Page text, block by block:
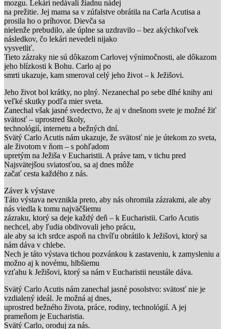
mozgu. Lekári nedávali žiadnu nádej
na prežitie. Jej mama sa v zúfalstve obrátila na Carla Acutisa a
prosila ho o príhovor. Dievča sa
nielenže prebudilo, ale úplne sa uzdravilo – bez akýchkoľvek
následkov, čo lekári nevedeli nijako
vysvetliť.
Tieto zázraky nie sú dôkazom Carlovej výnimočnosti, ale dôkazom
jeho blízkosti k Bohu. Carlo aj po
smrti ukazuje, kam smeroval celý jeho život – k Ježišovi.
Jeho život bol krátky, no plný. Nezanechal po sebe dlhé knihy ani
veľké skutky podľa mier sveta.
Zanechal však jasné svedectvo, že aj v dnešnom svete je možné žiť
svätosť – uprostred školy,
technológií, internetu a bežných dní.
Svätý Carlo Acutis nám ukazuje, že svätosť nie je útekom zo sveta,
ale životom v ňom – s pohľadom
upretým na Ježiša v Eucharistii. A práve tam, v tichu pred
Najsvätejšou sviatosťou, sa aj dnes môže
začať cesta každého z nás.
Záver k výstave
Táto výstava nevznikla preto, aby nás ohromila zázrakmi, ale aby
nás viedla k tomu najväčšiemu
zázraku, ktorý sa deje každý deň – k Eucharistii. Carlo Acutis
nechcel, aby ľudia obdivovali jeho prácu,
ale aby sa ich srdce aspoň na chvíľu obrátilo k Ježišovi, ktorý sa
nám dáva v chlebe.
Nech je táto výstava tichou pozvánkou k zastaveniu, k zamysleniu a
možno aj k novému, hlbšiemu
vzťahu k Ježišovi, ktorý sa nám v Eucharistii neustále dáva.
Svätý Carlo Acutis nám zanechal jasné posolstvo: svätosť nie je
vzdialený ideál. Je možná aj dnes,
uprostred bežného života, práce, rodiny, technológií. A jej
prameňom je Eucharistia.
Svätý Carlo, oroduj za nás.